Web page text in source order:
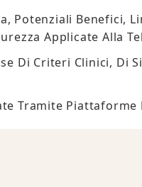
Potenziali Benefici,
Applicate Alla
Di Criteri Clinici, Di
Tramite Piattaforme